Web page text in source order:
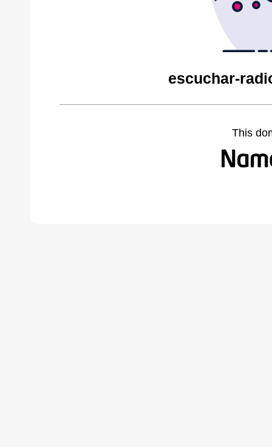
escuchar-
This